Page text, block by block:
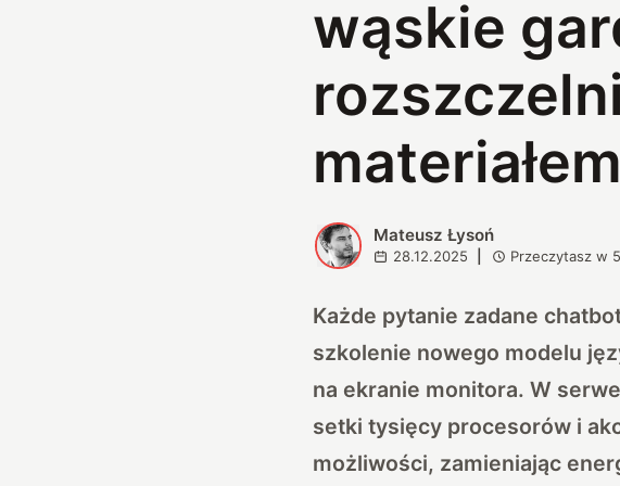
wąskie
materiałem
M Mateusz Łysoń
28.12.2025 Przeczytasz w 5
Każde pytanie zadane
szkolenie nowego modelu
na ekranie monitora. W
setki tysięcy procesorów i
możliwości, zamieniając